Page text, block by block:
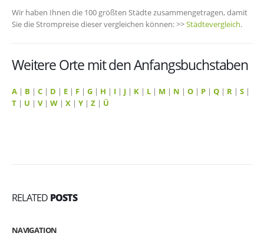
Wir haben Ihnen die 100 größten Städte zusammengetragen, damit
Sie die Strompreise dieser vergleichen können: >>Städtevergleich.
Weitere Orte mit den Anfangsbuchstaben
A | B | C | D | E | F | G | H | I | J | K | L | M | N | O | P | Q | R | S |
T | U | V| W | X | Y | Z | Ü
RELATED POSTS
NAVIGATION